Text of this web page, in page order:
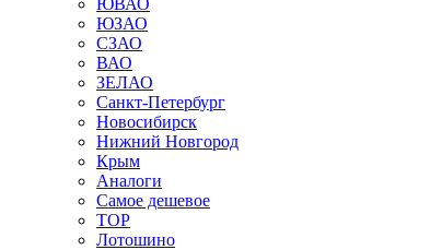
ЮВАО
ЮЗАО
СЗАО
ВАО
ЗЕЛАО
Санкт-Петербург
Новосибирск
Нижний Новгород
Крым
Аналоги
Самое дешевое
TOP
Лотошино